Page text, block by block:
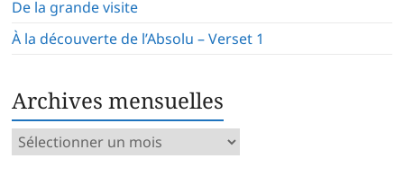
De la grande visite
À la découverte de l’Absolu – Verset 1
Archives mensuelles
Archives